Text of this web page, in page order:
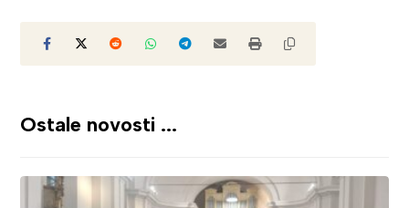
Ostale novosti ...